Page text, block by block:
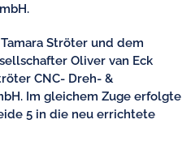
Ströter und dem
Oliver van Eck
CNC- Dreh- &
Im gleichem Zuge erfolgte
5 in die neu errichtete